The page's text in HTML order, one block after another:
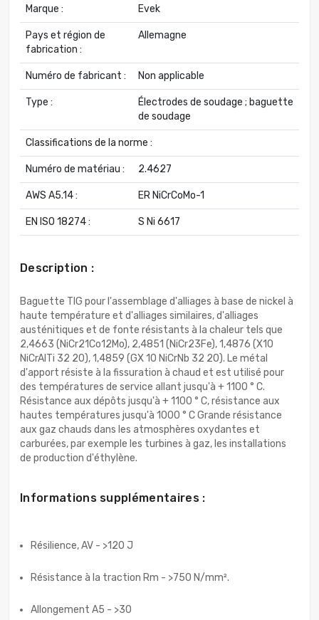
Marque : Evek
Pays et région de
fabrication :
Allemagne
Numéro de fabricant : Non applicable
Type :
Électrodes de soudage ; baguette
de soudage
Classifications de la norme :
Numéro de matériau : 2.4627
AWS A5.14 : ER NiCrCoMo-1
EN ISO 18274 : S Ni 6617
Description :
Baguette TIG pour l'assemblage d'alliages à base de nickel à
haute température et d'alliages similaires, d'alliages
austénitiques et de fonte résistants à la chaleur tels que
2,4663 (NiCr21Co12Mo), 2,4851 (NiCr23Fe), 1,4876 (X10
NiCrAlTi 32 20), 1,4859 (GX 10 NiCrNb 32 20). Le métal
d'apport résiste à la fissuration à chaud et est utilisé pour
des températures de service allant jusqu'à + 1100 ° C.
Résistance aux dépôts jusqu'à + 1100 ° C, résistance aux
hautes températures jusqu'à 1000 ° C Grande résistance
aux gaz chauds dans les atmosphères oxydantes et
carburées, par exemple les turbines à gaz, les installations
de production d'éthylène.
Informations supplémentaires :
Résilience, AV - >120 J
Résistance à la traction Rm - >750 N/mm².
Allongement A5 - >30